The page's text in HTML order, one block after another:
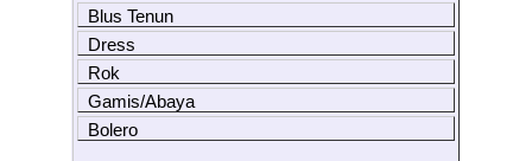
Blus Tenun
Dress
Rok
Gamis/Abaya
Bolero